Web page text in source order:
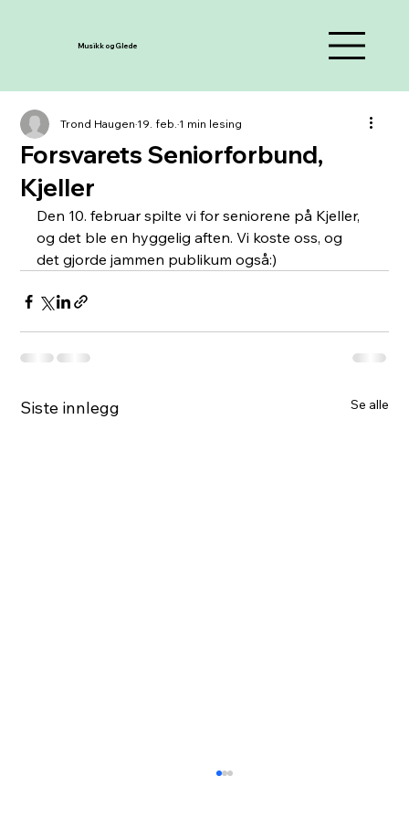
Musikk og Glede
Forsvarets Seniorforbund,
Kjeller
Trond Haugen19. feb.1 min lesing
Den 10. februar spilte vi for seniorene på Kjeller,
og det ble en hyggelig aften. Vi koste oss, og
det gjorde jammen publikum også:)
Siste innlegg Se alle